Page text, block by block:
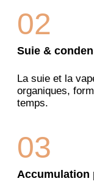
02
Suie &
La suie et la
organiques,
temps.
03
Accumulation